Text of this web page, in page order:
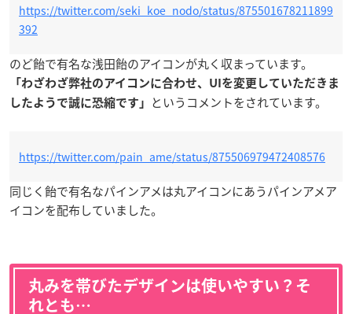
https://twitter.com/seki_koe_nodo/status/875501678211899
392
のど飴で有名な浅田飴のアイコンが丸く収まっています。
「わざわざ弊社のアイコンに合わせ、UIを変更していただきま
したようで誠に恐縮です」
というコメントをされています。
https://twitter.com/pain_ame/status/875506979472408576
同じく飴で有名なパインアメは丸アイコンにあうパインアメア
イコンを配布していました。
丸みを帯びたデザインは使いやすい？そ
れとも…